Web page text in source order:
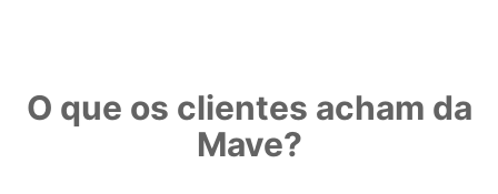
O que os clientes acham da
Mave?